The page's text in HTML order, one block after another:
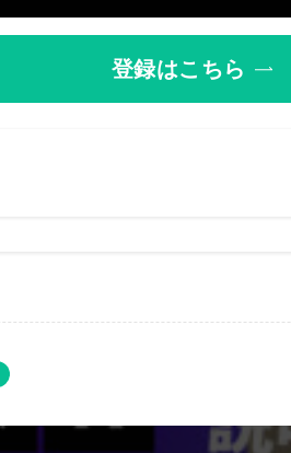
登録はこちら